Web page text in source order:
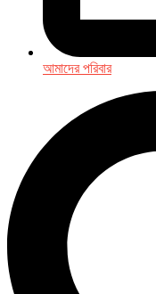
আমাদের পরিবার